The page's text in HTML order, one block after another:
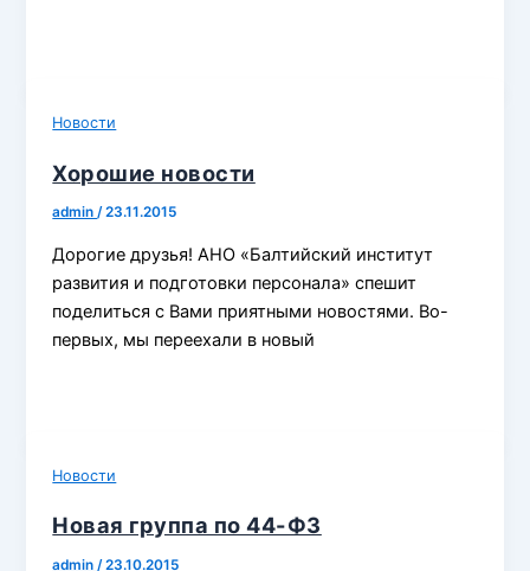
Новости
Хорошие новости
admin/23.11.2015
Дорогие друзья! АНО «Балтийский институт
развития и подготовки персонала» спешит
поделиться с Вами приятными новостями. Во-
первых, мы переехали в новый
Новости
Новая группа по 44-ФЗ
admin /23.10.2015